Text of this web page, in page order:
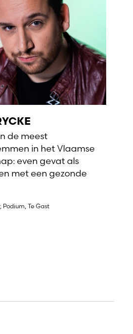
de meest
in het Vlaamse
even gevat als
met een gezonde
, Podium Te Gast